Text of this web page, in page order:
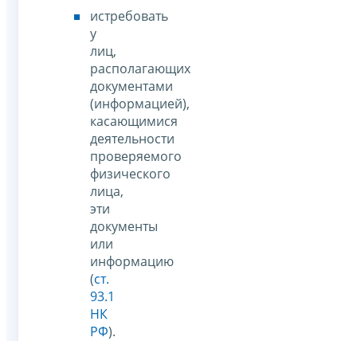
истребовать
у
лиц,
располагающих
документами
(информацией),
касающимися
деятельности
проверяемого
физического
лица,
эти
документы
или
информацию
(ст.
93.1
НК
РФ).